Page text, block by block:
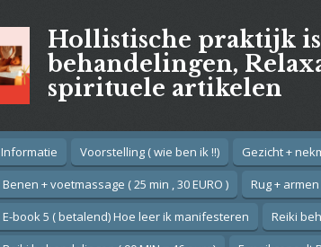
Hollistische praktijk
behandelingen,
spirituele artikelen
Informatie Voorstelling ( wie ben ik !!) Gezicht +
Benen + voetmassage ( 25 min , 30 EURO )
Rug +
E-book 5 ( betalend) Hoe leer ik manifesteren
Reiki